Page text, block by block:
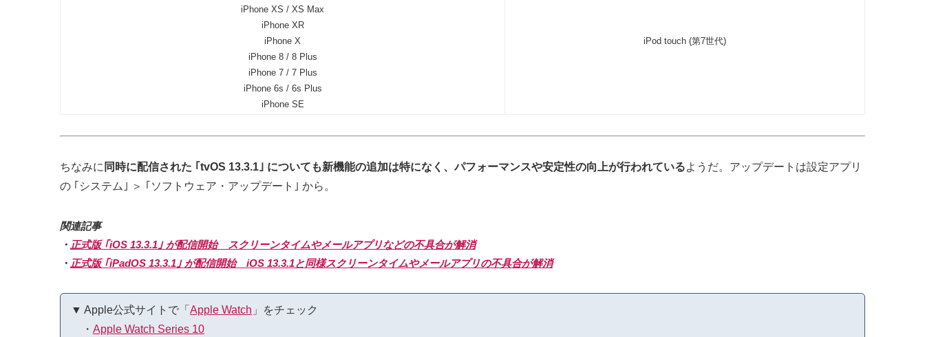
iPhone XS / XS Max
iPhone XR
iPhone X
iPhone 8 / 8 Plus
iPhone 7 / 7 Plus
iPhone 6s / 6s Plus
iPhone SE
iPod touch (第7世代)
ちなみに 同時に配信された ｢tvOS 13.3.1｣ についても新機能の追加は特になく、パフォーマンスや安定性の向上が行われているようだ。アップデートは設定アプリ
の ｢システム｣ ＞ ｢ソフトウェア・アップデート｣ から。
関連記事
・ 正式版 ｢iOS 13.3.1｣ が配信開始 スクリーンタイムやメールアプリなどの不具合が解消
・ 正式版 ｢iPadOS 13.3.1｣ が配信開始 iOS 13.3.1と同様スクリーンタイムやメールアプリの不具合が解消
▼ Apple公式サイトで「 Apple Watch 」をチェック
・ Apple Watch Series 10